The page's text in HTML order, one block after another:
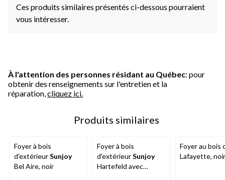
Ces produits similaires présentés ci-dessous pourraient
vous intéresser.
À l'attention des personnes résidant au Québec: pour
obtenir des renseignements sur l'entretien et la
réparation, cliquez ici.
Produits similaires
Foyer à bois
d'extérieurSunjoy
Bel Aire, noir
Foyer à bois
d'extérieurSunjoy
Hartefeld avec
Foyer au bois
Lafayette,